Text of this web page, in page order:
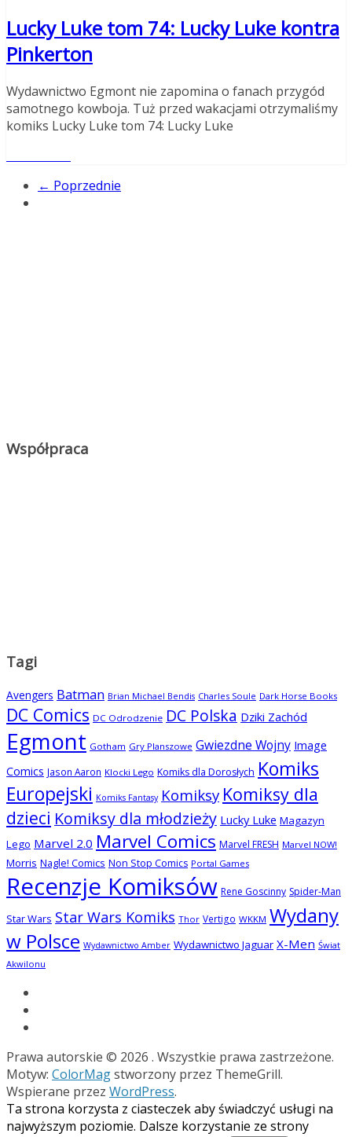
Lucky Luke tom 74: Lucky Luke kontra
Pinkerton
Wydawnictwo Egmont nie zapomina o fanach przygód
samotnego kowboja. Tuż przed wakacjami otrzymaliśmy
komiks Lucky Luke tom 74: Lucky Luke
← Poprzednie
Współpraca
Tagi
Avengers Batman Brian Michael Bendis Charles Soule Dark Horse Books
DC Comics DC Odrodzenie DC Polska Dziki Zachód
Egmont Gotham Gry Planszowe Gwiezdne Wojny Image
Comics Jason Aaron Klocki Lego Komiks dla Dorosłych Komiks
Europejski Komiks Fantasy Komiksy Komiksy dla
dzieci Komiksy dla młodzieży Lucky Luke Magazyn
Lego Marvel 2.0 Marvel Comics Marvel FRESH Marvel NOW!
Morris Nagle! Comics Non Stop Comics Portal Games
Recenzje Komiksów Rene Goscinny Spider-Man
Star Wars Star Wars Komiks Thor Vertigo WKKM Wydany
w Polsce Wydawnictwo Amber Wydawnictwo Jaguar X-Men Świat
Akwilonu
Prawa autorskie © 2026 . Wszystkie prawa zastrzeżone.
Motyw: ColorMagstworzony przez ThemeGrill.
Wspierane przez WordPress.
Ta strona korzysta z ciasteczek aby świadczyć usługi na
najwyższym poziomie. Dalsze korzystanie ze strony